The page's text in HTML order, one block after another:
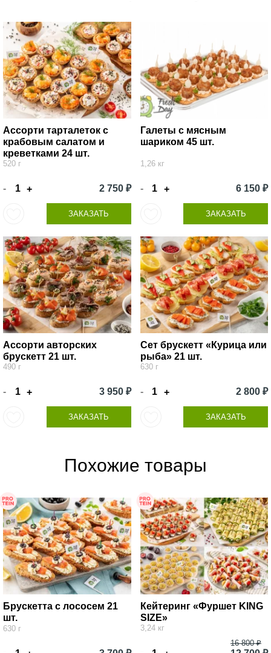
Ассорти тарталеток с
крабовым салатом и
креветками 24 шт.
520 г
- + 2 750 ₽
ЗАКАЗАТЬ
Галеты с мясным
шариком 45 шт.
1,26 кг
- + 6 150 ₽
ЗАКАЗАТЬ
Ассорти авторских
брускетт 21 шт.
490 г
- + 3 950 ₽
ЗАКАЗАТЬ
Сет брускетт «Курица или
рыба» 21 шт.
630 г
- + 2 800 ₽
ЗАКАЗАТЬ
Похожие товары
Брускетта с лососем 21
шт.
630 г
Кейтеринг «Фуршет KING
SIZE»
3,24 кг
16 800 ₽